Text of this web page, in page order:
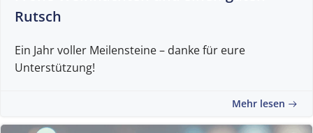
Rutsch
Ein Jahr voller Meilensteine – danke für eure
Unterstützung!
Mehr lesen